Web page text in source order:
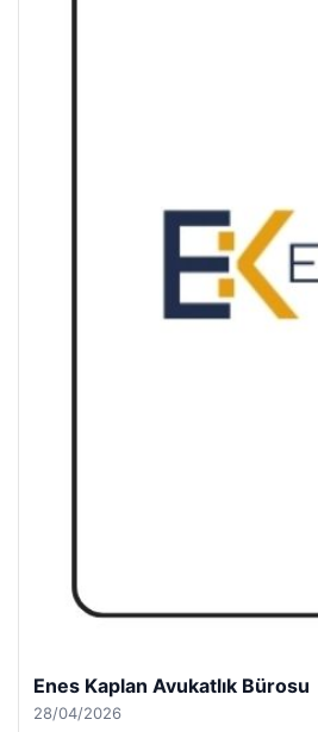
Enes Kaplan Avukatlık Bürosu
28/04/2026